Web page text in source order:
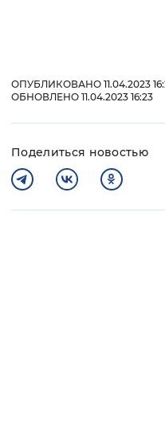
ОПУБЛИКОВАНО 11.04.2023
ОБНОВЛЕНО 11.04.2023 16:23
Поделиться новостью